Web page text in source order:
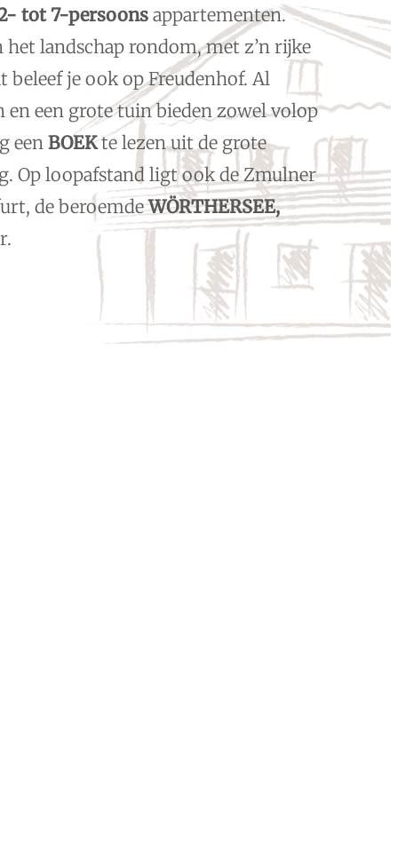
tot 7-persoonsappartementen.
landschap rondom, met z’n rijke
je ook op Freudenhof. Al
en een grote tuin bieden zowel volop
een BOEKte lezen uit de grote
Op loopafstand ligt ook de Zmulner
de beroemdeWÖRTHERSEE,